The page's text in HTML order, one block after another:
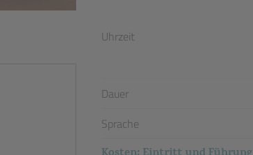
Uhrzeit
Dauer
Sprache